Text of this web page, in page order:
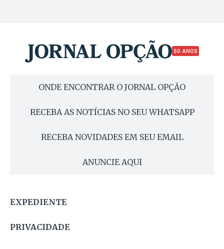
50 ANOS
ONDE ENCONTRAR O JORNAL OPÇÃO
RECEBA AS NOTÍCIAS NO SEU WHATSAPP
RECEBA NOVIDADES EM SEU EMAIL
ANUNCIE AQUI
EXPEDIENTE
PRIVACIDADE